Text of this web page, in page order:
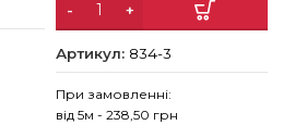
Артикул: 834-3
При замовленні:
від 5м - 238,50 грн